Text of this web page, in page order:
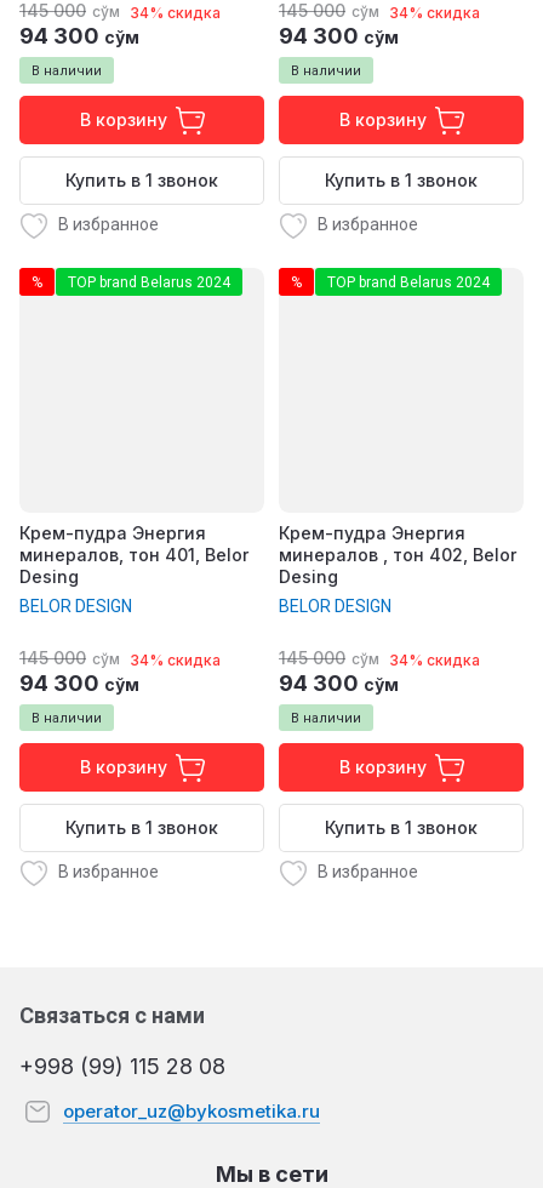
В наличии
145 000 сўм 34% скидка
94 300 сўм
В корзину
Купить в 1 звонок
В избранное
В наличии
145 000 сўм 34% скидка
94 300 сўм
В корзину
Купить в 1 звонок
В избранное
% TOP brand Belarus 2024
Крем-пудра Энергия
минералов, тон 401, Belor
Desing
BELOR DESIGN
В наличии
145 000 сўм 34% скидка
94 300 сўм
В корзину
Купить в 1 звонок
В избранное
% TOP brand Belarus 2024
Крем-пудра Энергия
минералов , тон 402, Belor
Desing
BELOR DESIGN
В наличии
145 000 сўм 34% скидка
94 300 сўм
В корзину
Купить в 1 звонок
В избранное
Связаться с нами
+998 (99) 115 28 08
operator_uz@bykosmetika.ru
Мы в сети